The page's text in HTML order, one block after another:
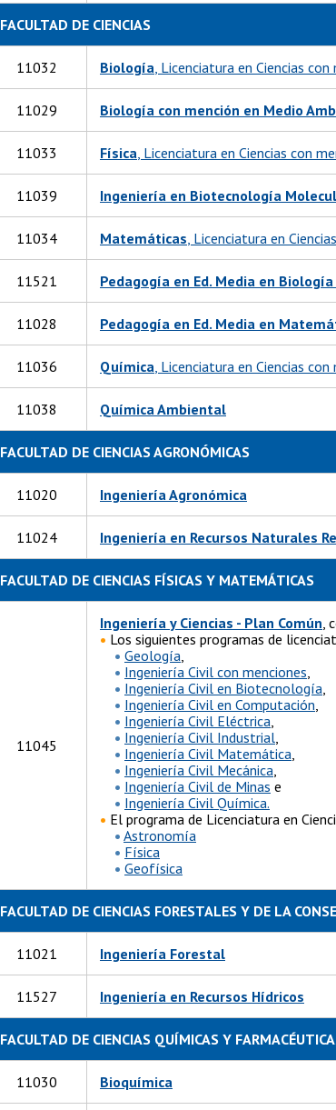
FACULTAD DE CIENCIAS
11032 Biología, Licenciatura en Ciencias con
11029 Biología con mención en Medio
11033 Física, Licenciatura en Ciencias con
11039 Ingeniería en Biotecnología
11034 Matemáticas, Licenciatura en
11521 Pedagogía en Ed. Media en
11028 Pedagogía en Ed. Media en
11036 Química, Licenciatura en Ciencias con
11038 Química Ambiental
FACULTAD DE CIENCIAS AGRONÓMICAS
11020 Ingeniería Agronómica
11024 Ingeniería en Recursos Naturales
FACULTAD DE CIENCIAS FÍSICAS Y MATEMÁTICAS
11045
Ingeniería y Ciencias - Plan Común,
• Los siguientes programas de
• Geología,
• Ingeniería Civil con menciones,
• Ingeniería Civil en Biotecnología,
• Ingeniería Civil en Computación,
• Ingeniería Civil Eléctrica,
• Ingeniería Civil Industrial,
• Ingeniería Civil Matemática,
• Ingeniería Civil Mecánica,
• Ingeniería Civil de Minas e
• Ingeniería Civil Química.
• El programa de Licenciatura en
• Astronomía
• Física
• Geofísica
FACULTAD DE CIENCIAS FORESTALES Y DE LA
11021 Ingeniería Forestal
11527 Ingeniería en Recursos Hídricos
FACULTAD DE CIENCIAS QUÍMICAS Y
11030 Bioquímica